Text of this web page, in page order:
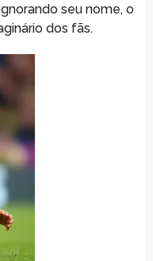
seu nome, o
dos fãs.